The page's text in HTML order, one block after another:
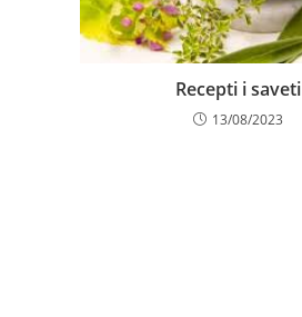
Recepti i saveti
13/08/2023